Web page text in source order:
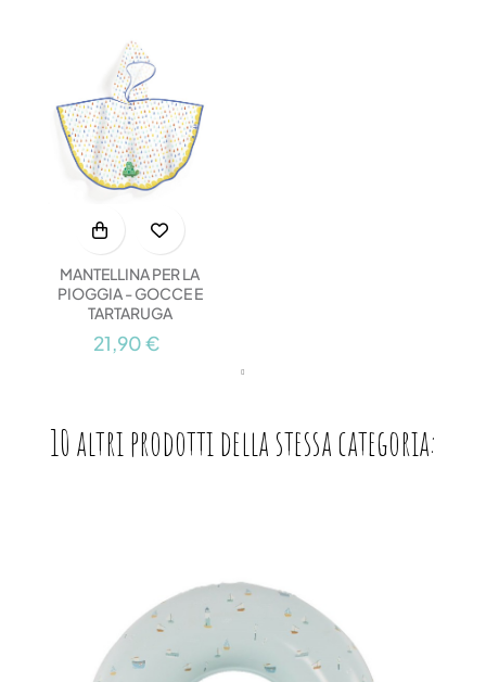
MANTELLINA PER LA
PIOGGIA - GOCCE E
TARTARUGA
21,90 €
10 altri prodotti della stessa categoria: